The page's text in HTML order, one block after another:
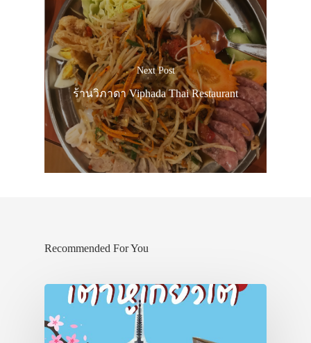
Next Post
ร้านวิภาดา Viphada Thai Restaurant
Recommended For You